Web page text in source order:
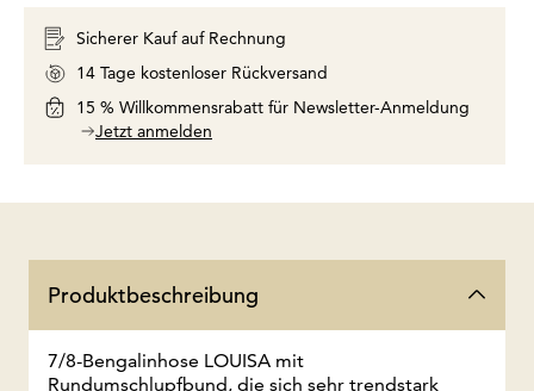
Sicherer Kauf auf Rechnung
14 Tage kostenloser Rückversand
15 % Willkommensrabatt für Newsletter-Anmeldung
Jetzt anmelden
Produktbeschreibung
7/8-Bengalinhose LOUISA mit
Rundumschlupfbund, die sich sehr trendstark